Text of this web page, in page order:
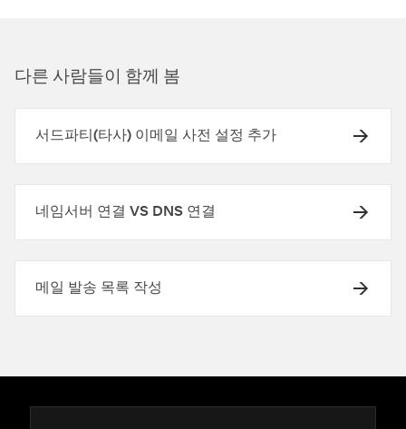
다른 사람들이 함께 봄
서드파티(타사) 이메일 사전 설정 추가
네임서버 연결 VS DNS 연결
메일 발송 목록 작성